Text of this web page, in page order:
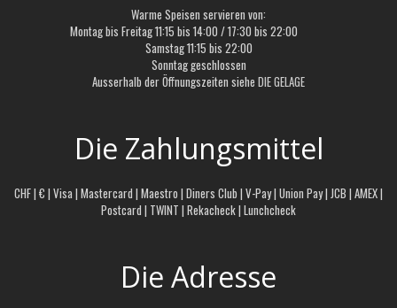
Warme Speisen servieren von:
Montag bis Freitag 11:15 bis 14:00 / 17:30 bis 22:00
Samstag 11:15 bis 22:00
Sonntag geschlossen
Ausserhalb der Öffnungszeiten siehe DIE GELAGE
Die Zahlungsmittel
CHF | € | Visa | Mastercard | Maestro | Diners Club | V-Pay | Union Pay | JCB | AMEX |
Postcard | TWINT | Rekacheck | Lunchcheck
Die Adresse